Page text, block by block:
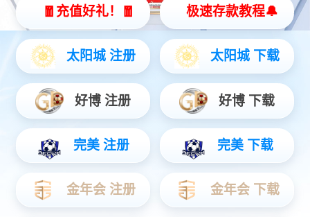
eCore系列控制器
车辆系统 工业应用